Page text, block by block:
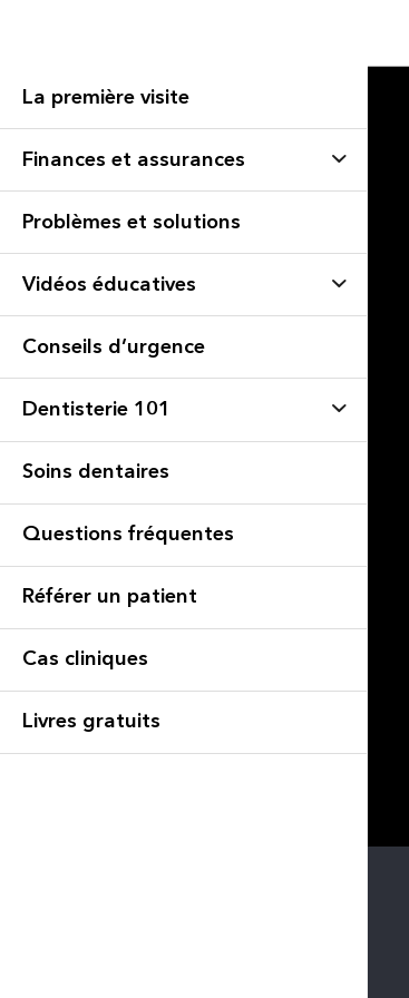
La première visite
Finances et assurances
Problèmes et solutions
Vidéos éducatives
Conseils d’urgence
Dentisterie 101
Soins dentaires
Questions fréquentes
Référer un patient
Cas cliniques
Livres gratuits